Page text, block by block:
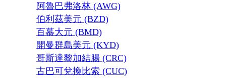
阿魯巴弗洛林 (AWG)
伯利茲美元 (BZD)
百慕大元 (BMD)
開曼群島美元 (KYD)
哥斯達黎加結腸 (CRC)
古巴可兌換比索 (CUC)